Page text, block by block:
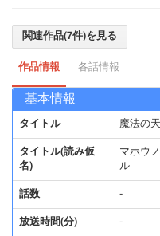
関連作品(7件)を見る
作品情報 各話情報
基本情報
タイトル 魔法の
タイトル(読み仮
名)
マホウ
ル
話数 -
放送時間(分) -